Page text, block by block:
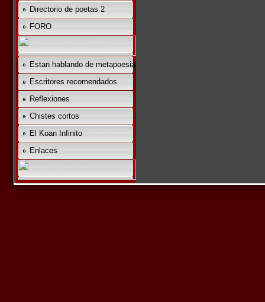
Directorio de poetas 2
FORO
Estan hablando de metapoesia
Escritores recomendados
Reflexiones
Chistes cortos
El Koan Infinito
Enlaces